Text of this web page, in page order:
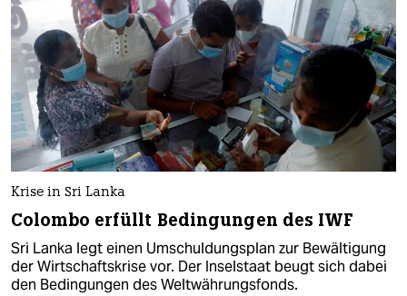
Krise in Sri Lanka
Colombo erfüllt Bedingungen des IWF
Sri Lanka legt einen Umschuldungsplan zur Bewältigung
der Wirtschaftskrise vor. Der Inselstaat beugt sich dabei
den Bedingungen des Weltwährungsfonds.